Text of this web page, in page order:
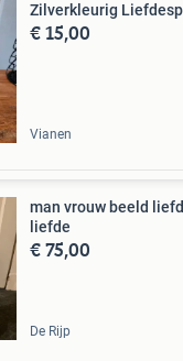
Zilverkleurig
€ 15,00
Vianen
man vrouw beeld
liefde
€ 75,00
De Rijp